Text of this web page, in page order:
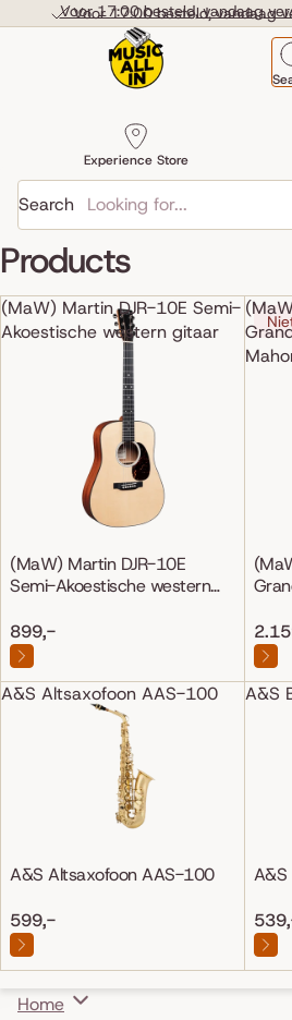
Voor 17:00 besteld, vandaag
Voor 17:00 besteld, vandaag
Experience Store
Search
Products
(MaW) Martin DJR-10E Semi-
Akoestische western gitaar
(MaW) Martin DJR-10E
Semi-Akoestische western
899,-
A&S Altsaxofoon AAS-100
A&S Altsaxofoon AAS-100
599,-
A&S
Home